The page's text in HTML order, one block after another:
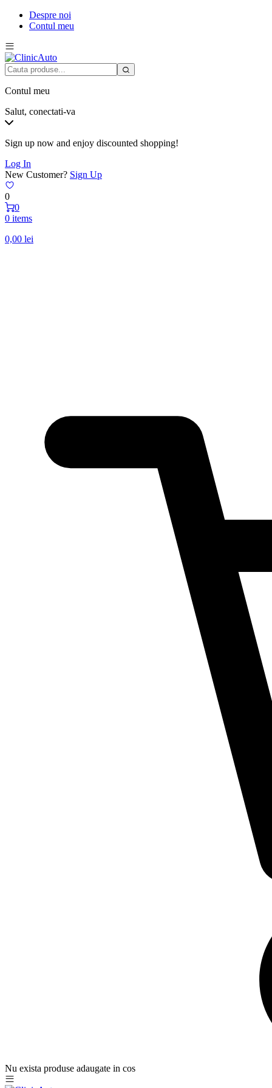
Despre noi
Contul meu
Contul meu
Salut, conectati-va
Sign up now and enjoy discounted shopping!
Log In
New Customer? Sign Up
0
0
0 items
0,00 lei
Nu exista produse adaugate in cos